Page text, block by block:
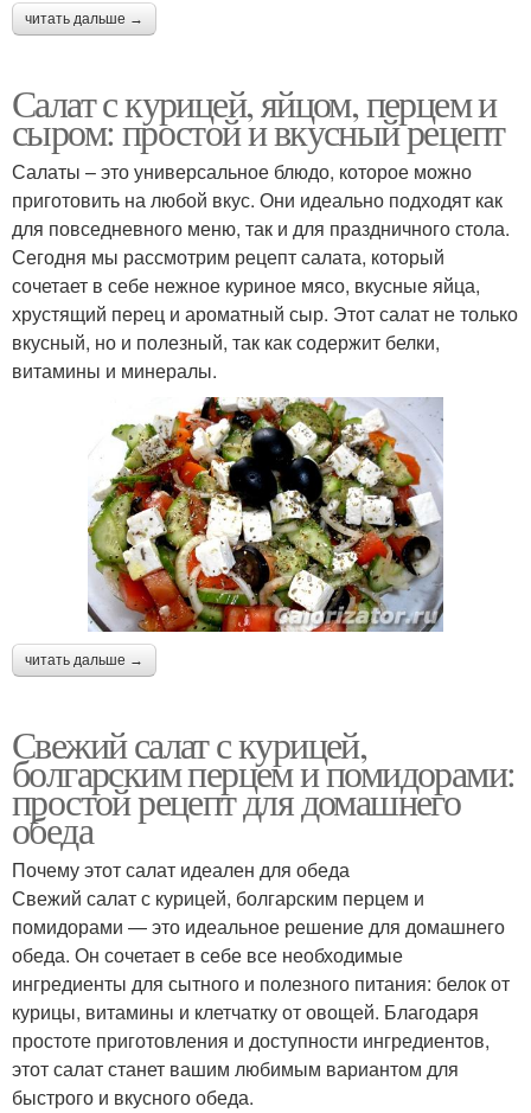
читать дальше →
Салат с курицей, яйцом, перцем и
сыром: простой и вкусный рецепт
Салаты – это универсальное блюдо, которое можно
приготовить на любой вкус. Они идеально подходят как
для повседневного меню, так и для праздничного стола.
Сегодня мы рассмотрим рецепт салата, который
сочетает в себе нежное куриное мясо, вкусные яйца,
хрустящий перец и ароматный сыр. Этот салат не только
вкусный, но и полезный, так как содержит белки,
витамины и минералы.
читать дальше →
Свежий салат с курицей,
болгарским перцем и помидорами:
простой рецепт для домашнего
обеда
Почему этот салат идеален для обеда
Свежий салат с курицей, болгарским перцем и
помидорами — это идеальное решение для домашнего
обеда. Он сочетает в себе все необходимые
ингредиенты для сытного и полезного питания: белок от
курицы, витамины и клетчатку от овощей. Благодаря
простоте приготовления и доступности ингредиентов,
этот салат станет вашим любимым вариантом для
быстрого и вкусного обеда.